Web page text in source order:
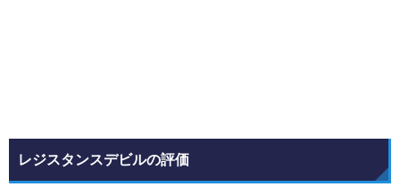
レジスタンスデビルの評価